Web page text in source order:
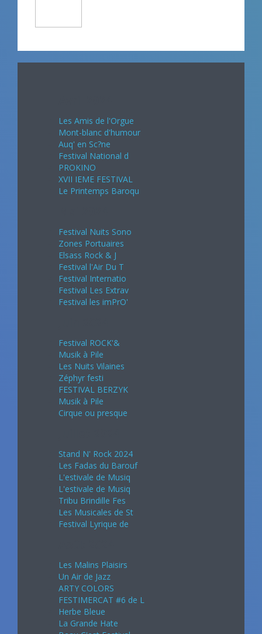
Les Amis de l'Orgue
Mont-blanc d'humour
Auq' en Sc?ne
Festival National d
PROKINO
XVII IEME FESTIVAL
Le Printemps Baroqu
Festival Nuits Sono
Zones Portuaires
Elsass Rock & J
Festival l'Air Du T
Festival Internatio
Festival Les Extrav
Festival les imPrO'
Festival ROCK'&
Musik à Pile
Les Nuits Vilaines
Zéphyr festi
FESTIVAL BERZYK
Musik à Pile
Cirque ou presque
Stand N' Rock 2024
Les Fadas du Barouf
L'estivale de Musiq
L'estivale de Musiq
Tribu Brindille Fes
Les Musicales de St
Festival Lyrique de
Les Malins Plaisirs
Un Air de Jazz
ARTY COLORS
FESTIMERCAT #6 de L
Herbe Bleue
La Grande Hate